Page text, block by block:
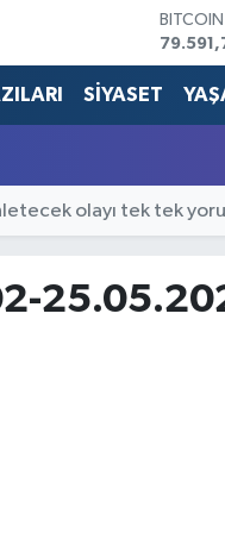
BITCOIN
DOLAR
G.ALTIN
SİYASET
olayı tek tek